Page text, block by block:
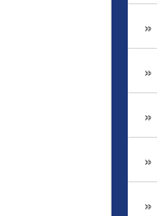
»
»
»
»
»